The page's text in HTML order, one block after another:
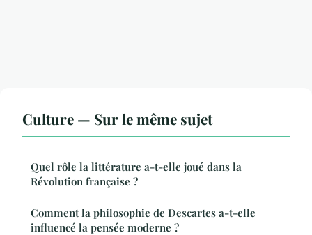
Culture — Sur le même sujet
Quel rôle la littérature a-t-elle joué dans la
Révolution française ?
Comment la philosophie de Descartes a-t-elle
influencé la pensée moderne ?